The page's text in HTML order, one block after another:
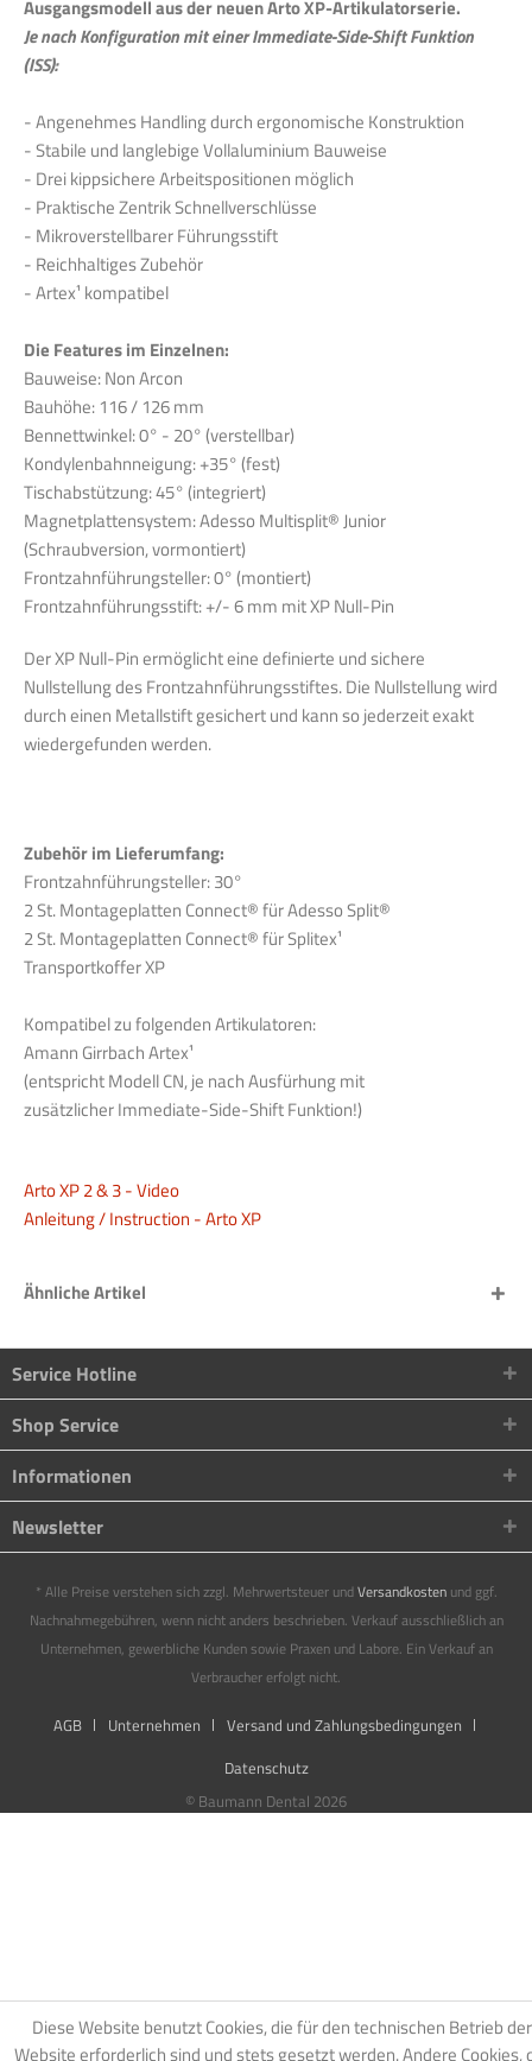
Ausgangsmodell aus der neuen Arto XP-Artikulatorserie.
Je nach Konfiguration mit einer Immediate-Side-Shift Funktion
(ISS):
- Angenehmes Handling durch ergonomische Konstruktion
- Stabile und langlebige Vollaluminium Bauweise
- Drei kippsichere Arbeitspositionen möglich
- Praktische Zentrik Schnellverschlüsse
- Mikroverstellbarer Führungsstift
- Reichhaltiges Zubehör
- Artex¹ kompatibel
Die Features im Einzelnen:
Bauweise: Non Arcon
Bauhöhe: 116 / 126 mm
Bennettwinkel: 0° - 20° (verstellbar)
Kondylenbahnneigung: +35° (fest)
Tischabstützung: 45° (integriert)
Magnetplattensystem: Adesso Multisplit® Junior
(Schraubversion, vormontiert)
Frontzahnführungsteller: 0° (montiert)
Frontzahnführungsstift: +/- 6 mm mit XP Null-Pin
Der XP Null-Pin ermöglicht eine definierte und sichere
Nullstellung des Frontzahnführungsstiftes. Die Nullstellung wird
durch einen Metallstift gesichert und kann so jederzeit exakt
wiedergefunden werden.
Zubehör im Lieferumfang:
Frontzahnführungsteller: 30°
2 St. Montageplatten Connect® für Adesso Split®
2 St. Montageplatten Connect® für Splitex¹
Transportkoffer XP
Kompatibel zu folgenden Artikulatoren:
Amann Girrbach Artex¹
(entspricht Modell CN, je nach Ausfürhung mit
zusätzlicher Immediate-Side-Shift Funktion!)
Arto XP 2 & 3 - Video
Anleitung / Instruction - Arto XP
Ähnliche Artikel
Service Hotline
Shop Service
Informationen
Newsletter
* Alle Preise verstehen sich zzgl. Mehrwertsteuer undVersandkostenund ggf.
Nachnahmegebühren, wenn nicht anders beschrieben. Verkauf ausschließlich an
Unternehmen, gewerbliche Kunden sowie Praxen und Labore. Ein Verkauf an
Verbraucher erfolgt nicht.
AGB Unternehmen
Versand und Zahlungsbedingungen
Datenschutz
© Baumann Dental 2026
Diese Website benutzt Cookies, die für den technischen Betrieb der
Website erforderlich sind und stets gesetzt werden. Andere Cookies,